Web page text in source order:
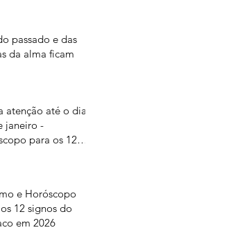
passado e das
da alma ficam
atenção até o dia
janeiro -
para os 12
e Horóscopo
12 signos do
em 2026